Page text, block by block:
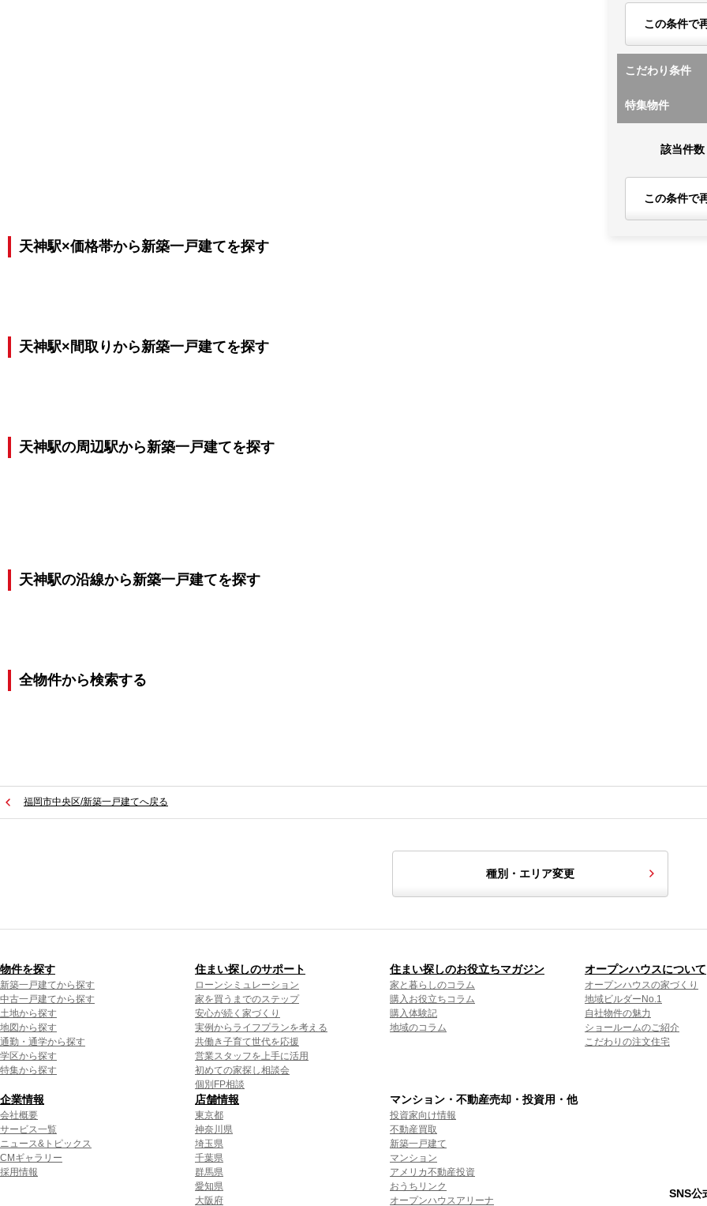
この条件で
こだわり条件
特集物件
該当件数
この条件で
天神駅×価格帯から新築一戸建てを探す
天神駅×間取りから新築一戸建てを探す
天神駅の周辺駅から新築一戸建てを探す
天神駅の沿線から新築一戸建てを探す
全物件から検索する
福岡市中央区/新築一戸建てへ戻る
種別・エリア変更
物件を探す
新築一戸建てから探す
中古一戸建てから探す
土地から探す
地図から探す
通勤・通学から探す
学区から探す
特集から探す
住まい探しのサポート
ローンシミュレーション
家を買うまでのステップ
安心が続く家づくり
実例からライフプランを考える
共働き子育て世代を応援
営業スタッフを上手に活用
初めての家探し相談会
個別FP相談
住まい探しのお役立ちマガジン
家と暮らしのコラム
購入お役立ちコラム
購入体験記
地域のコラム
オープンハウスについて
オープンハウスの家づくり
地域ビルダーNo.1
自社物件の魅力
ショールームのご紹介
こだわりの注文住宅
企業情報
会社概要
サービス一覧
ニュース&トピックス
CMギャラリー
採用情報
店舗情報
東京都
神奈川県
埼玉県
千葉県
群馬県
愛知県
大阪府
マンション・不動産売却・投資用・他
投資家向け情報
不動産買取
新築一戸建て
マンション
アメリカ不動産投資
おうちリンク
オープンハウスアリーナ
SNS公